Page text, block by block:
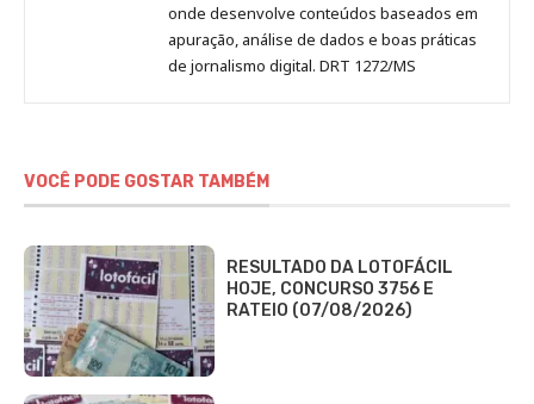
onde desenvolve conteúdos baseados em
apuração, análise de dados e boas práticas
de jornalismo digital. DRT 1272/MS
VOCÊ PODE GOSTAR TAMBÉM
RESULTADO DA LOTOFÁCIL
HOJE, CONCURSO 3756 E
RATEIO (07/08/2026)